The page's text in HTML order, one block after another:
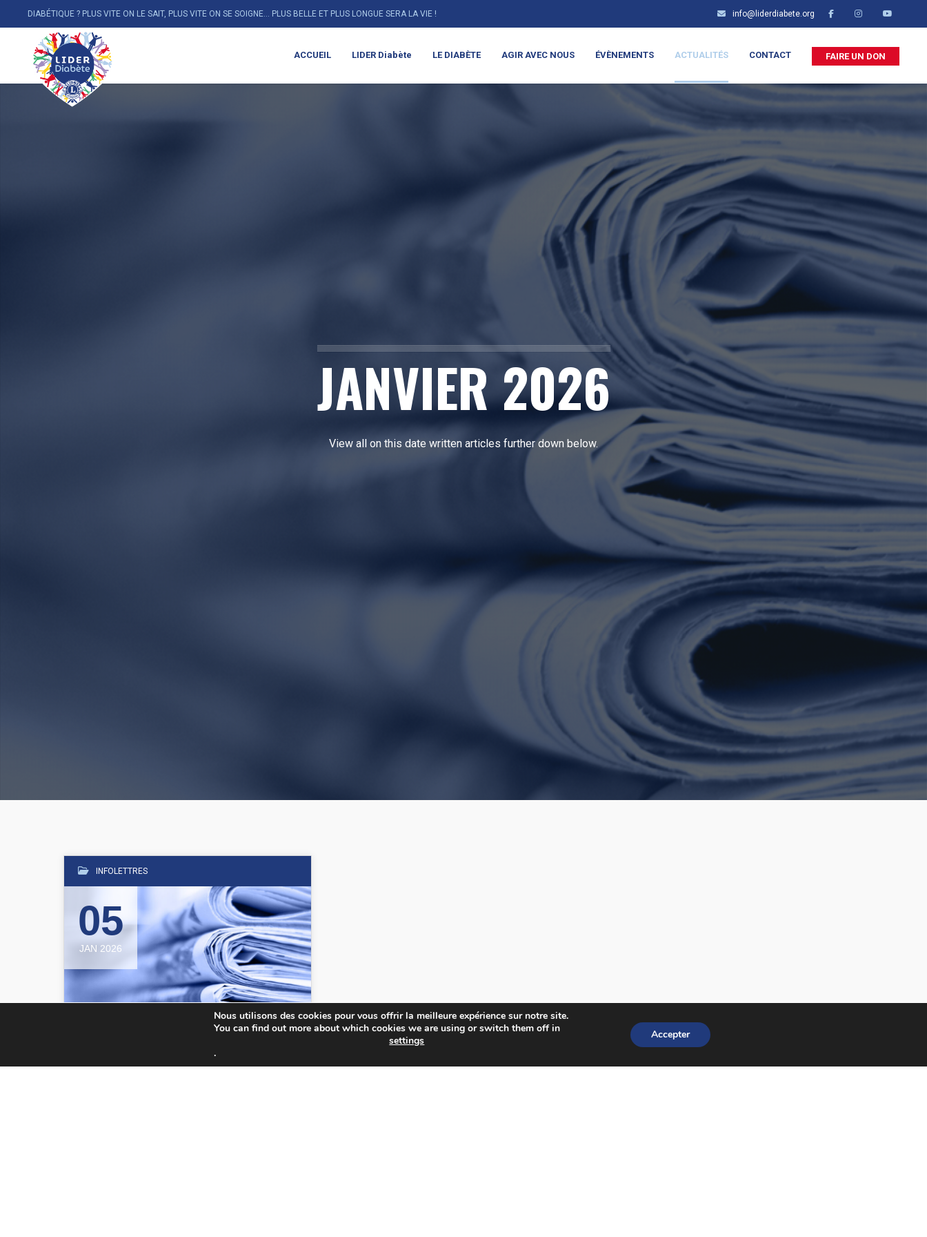
DIABÉTIQUE ? PLUS VITE ON LE SAIT, PLUS VITE ON SE SOIGNE... PLUS BELLE ET PLUS LONGUE SERA LA VIE ! info@liderdiabete.org
ACCUEIL LIDER Diabète LE DIABÈTE AGIR AVEC NOUS ÉVÈNEMENTS ACTUALITÉS CONTACT FAIRE UN DON
JANVIER 2026
View all on this date written articles further down below.
INFOLETTRES
05
JAN 2026
Nous utilisons des cookies pour vous offrir la meilleure expérience sur notre site.
You can find out more about which cookies we are using or switch them off in
settings
.
Accepter